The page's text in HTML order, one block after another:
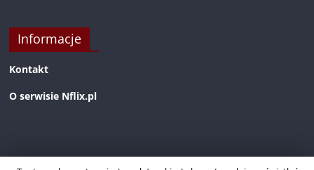
Informacje
Kontakt
O serwisie Nflix.pl